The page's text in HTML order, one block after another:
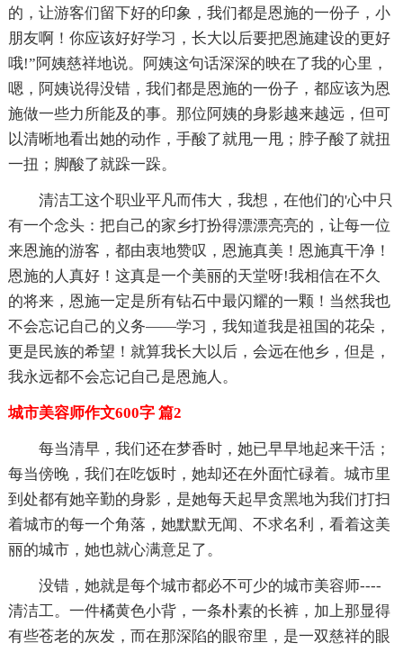
的，让游客们留下好的印象，我们都是恩施的一份子，小
朋友啊！你应该好好学习，长大以后要把恩施建设的更好
哦!”阿姨慈祥地说。阿姨这句话深深的映在了我的心里，
嗯，阿姨说得没错，我们都是恩施的一份子，都应该为恩
施做一些力所能及的事。那位阿姨的身影越来越远，但可
以清晰地看出她的动作，手酸了就甩一甩；脖子酸了就扭
一扭；脚酸了就跺一跺。
清洁工这个职业平凡而伟大，我想，在他们的'心中只
有一个念头：把自己的家乡打扮得漂漂亮亮的，让每一位
来恩施的游客，都由衷地赞叹，恩施真美！恩施真干净！
恩施的人真好！这真是一个美丽的天堂呀!我相信在不久
的将来，恩施一定是所有钻石中最闪耀的一颗！当然我也
不会忘记自己的义务——学习，我知道我是祖国的花朵，
更是民族的希望！就算我长大以后，会远在他乡，但是，
我永远都不会忘记自己是恩施人。
城市美容师作文600字 篇2
每当清早，我们还在梦香时，她已早早地起来干活；
每当傍晚，我们在吃饭时，她却还在外面忙碌着。城市里
到处都有她辛勤的身影，是她每天起早贪黑地为我们打扫
着城市的每一个角落，她默默无闻、不求名利，看着这美
丽的城市，她也就心满意足了。
没错，她就是每个城市都必不可少的城市美容师----
清洁工。一件橘黄色小背，一条朴素的长裤，加上那显得
有些苍老的灰发，而在那深陷的眼帘里，是一双慈祥的眼